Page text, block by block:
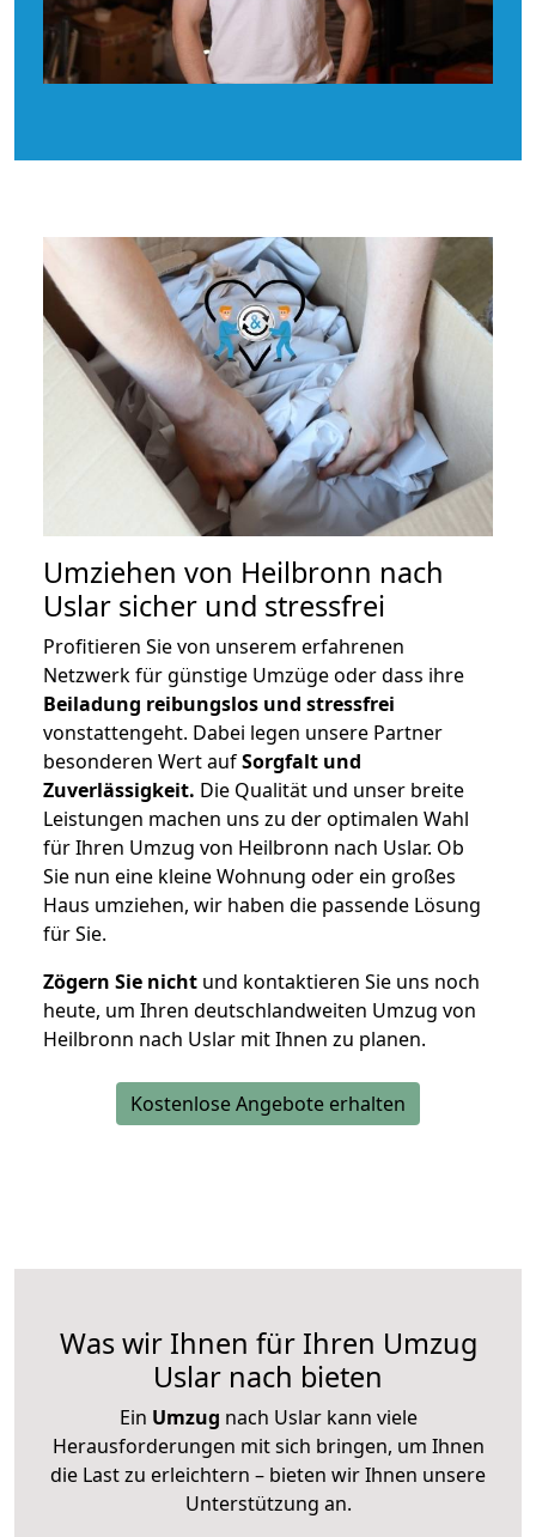
Umziehen von Heilbronn nach
Uslar sicher und stressfrei
Profitieren Sie von unserem erfahrenen
Netzwerk für günstige Umzüge oder dass ihre
Beiladung reibungslos und stressfrei
vonstattengeht. Dabei legen unsere Partner
besonderen Wert aufSorgfalt und
Zuverlässigkeit. Die Qualität und unser breite
Leistungen machen uns zu der optimalen Wahl
für Ihren Umzug von Heilbronn nach Uslar. Ob
Sie nun eine kleine Wohnung oder ein großes
Haus umziehen, wir haben die passende Lösung
für Sie.
Zögern Sie nicht und kontaktieren Sie uns noch
heute, um Ihren deutschlandweiten Umzug von
Heilbronn nach Uslar mit Ihnen zu planen.
Kostenlose Angebote erhalten
Was wir Ihnen für Ihren Umzug
Uslar nach bieten
Ein Umzug nach Uslar kann viele
Herausforderungen mit sich bringen, um Ihnen
die Last zu erleichtern – bieten wir Ihnen unsere
Unterstützung an.